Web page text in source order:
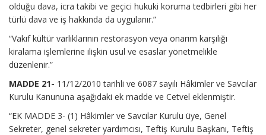
olduğu dava, icra takibi ve geçici hukuki koruma tedbirleri gibi her
türlü dava ve iş hakkında da uygulanır.”
“Vakıf kültür varlıklarının restorasyon veya onarım karşılığı
kiralama işlemlerine ilişkin usul ve esaslar yönetmelikle
düzenlenir.”
MADDE 21- 11/12/2010 tarihli ve 6087 sayılı Hâkimler ve Savcılar
Kurulu Kanununa aşağıdaki ek madde ve Cetvel eklenmiştir.
“EK MADDE 3- (1) Hâkimler ve Savcılar Kurulu üye, Genel
Sekreter, genel sekreter yardımcısı, Teftiş Kurulu Başkanı, Teftiş